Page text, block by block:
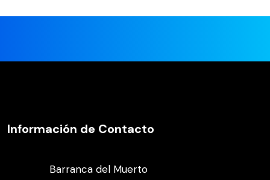
Información de Contacto
Barranca del Muerto